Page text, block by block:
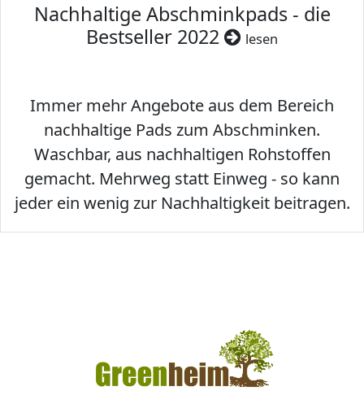
Nachhaltige Abschminkpads - die
Bestseller 2022
lesen
Immer mehr Angebote aus dem Bereich
nachhaltige Pads zum Abschminken.
Waschbar, aus nachhaltigen Rohstoffen
gemacht. Mehrweg statt Einweg - so kann
jeder ein wenig zur Nachhaltigkeit beitragen.